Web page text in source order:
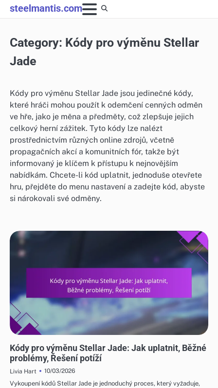
Skip
to
steelmantis.com
Category: Kódy pro výměnu Stellar
Jade
Kódy pro výměnu Stellar Jade jsou jedinečné kódy,
které hráči mohou použít k odemčení cenných odměn
ve hře, jako je měna a předměty, což zlepšuje jejich
celkový herní zážitek. Tyto kódy lze nalézt
prostřednictvím různých online zdrojů, včetně
propagačních akcí a komunitních fór, takže být
informovaný je klíčem k přístupu k nejnovějším
nabídkám. Chcete-li kód uplatnit, jednoduše otevřete
hru, přejděte do menu nastavení a zadejte kód, abyste
si nárokovali své odměny.
Kódy pro výměnu Stellar Jade: Jak uplatnit, Běžné
problémy, Řešení potíží
Livia Hart
10/03/2026
Vykoupení kódů Stellar Jade je jednoduchý proces, který vyžaduje,